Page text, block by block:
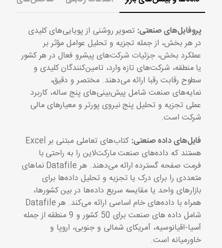
پروفایل‌های صنعتی: تصویر روشنی از پویایی‌های کلیدی
در هر بخش، از جمله تجزیه و تحلیل عوامل مؤثر بر
عملکرد بخش، جزئیات شرکت‌های پیشرو فعال در هر کشور
یا منطقه، شرکت‌های تازه وارد، تامین‌کنندگان کلیدی و
سطوح رقابت رقبا ارائه می‌دهند. مختصر و دقیق،
نمایه‌های صنعت شامل پیش‌بینی‌های پنج ساله، کاربرد
عملی تجزیه و تحلیل پنج نیروی پورتر و معیارهای مالی
شرکت است.
فایل‌های داده صنعتی:
کتاب‌های تعاملی مبتنی بر Excel
هستند که داده‌های صنعت مارکت‌لاین را به راحتی با
فرمت صفحه گسترده ارائه می‌دهند. هر Datafile نماهای
متعددی را برای درک یا تجزیه و تحلیل داده‌ها برای
بازارهای واحد یا مقایسه سریع داده‌ها در بین کشورها،
همراه با داده‌های خام اساسی ارائه می‌کند. هر Datafile
شامل داده های صنعت برای 50 کشور و 9 منطقه از جمله
آسیا-اقیانوسیه، آمریکای شمالی و جنوبی، اروپا و
خاورمیانه است.